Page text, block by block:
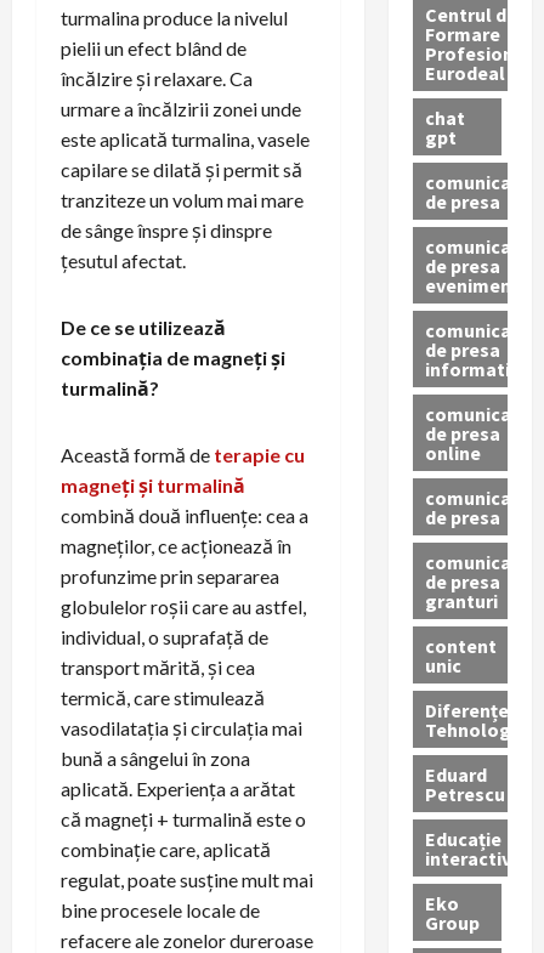
turmalina produce la nivelul
pielii un efect blând de
încălzire și relaxare. Ca
urmare a încălzirii zonei unde
este aplicată turmalina, vasele
capilare se dilată și permit să
tranziteze un volum mai mare
de sânge înspre și dinspre
țesutul afectat.
De ce se utilizează
combinația de magneți și
turmalină?
Această formă de terapie cu
magneți și turmalină
combină două influențe: cea a
magneților, ce acționează în
profunzime prin separarea
globulelor roșii care au astfel,
individual, o suprafață de
transport mărită, și cea
termică, care stimulează
vasodilatația și circulația mai
bună a sângelui în zona
aplicată. Experiența a arătat
că magneți + turmalină este o
combinație care, aplicată
regulat, poate susține mult mai
bine procesele locale de
refacere ale zonelor dureroase
Centrul de
Formare
Profesionala
Eurodeal
chat
gpt
comunicat
de presa
comunicat
de presa
eveniment
comunicat
de presa
informativ
comunicat
de presa
online
comunicate
de presa
comunicate
de presa
granturi
content
unic
Diferențe
Tehnologice
Eduard
Petrescu
Educație
interactivă
Eko
Group